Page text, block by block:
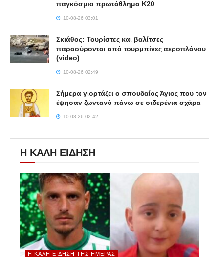
παγκόσμιο πρωτάθλημα Κ20
10-08-26 03:01
Σκιάθος: Τουρίστες και βαλίτσες
παρασύρονται από τουρμπίνες αεροπλάνου
(video)
10-08-26 02:49
Σήμερα γιορτάζει ο σπουδαίος Άγιος που τον
έψησαν ζωντανό πάνω σε σιδερένια σχάρα
10-08-26 02:42
Η ΚΑΛΗ ΕΙΔΗΣΗ
Η ΚΑΛΉ ΕΊΔΗΣΗ ΤΗΣ ΗΜΈΡΑΣ